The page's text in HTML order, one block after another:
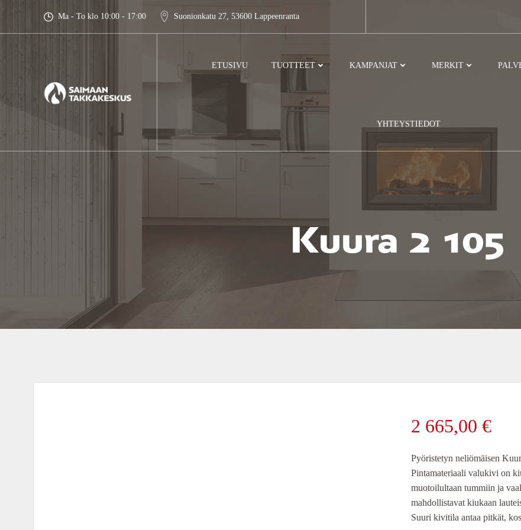
content
Ma - To klo 10:00 - 17:00 Suonionkatu 27, 53600 Lappeenranta
ETUSIVU TUOTTEET KAMPANJAT MERKIT
YHTEYSTIEDOT
Kuura 2 105
2 665,00 €
Pyöristetyn neliömäisen
Pintamateriaali valukivi on
muotoilultaan tummiin ja
mahdollistavat kiukaan
Suuri kivitila antaa pitkät,